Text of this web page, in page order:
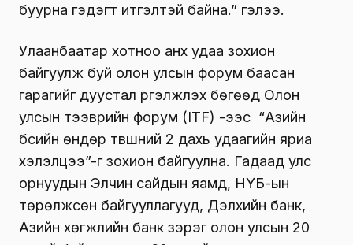
буурна гэдэгт итгэлтэй байна.” гэлээ.
Улаанбаатар хотноо анх удаа зохион
байгуулж буй олон улсын форум баасан
гарагийг дуустал үргэлжлэх бөгөөд Олон
улсын тээврийн форум (ITF) -ээс “Азийн
бүсийн өндөр түвшний 2 дахь удаагийн яриа
хэлэлцээ”-г зохион байгуулна. Гадаад улс
орнуудын Элчин сайдын яамд, НҮБ-ын
төрөлжсөн байгууллагууд, Дэлхийн банк,
Азийн хөгжлийн банк зэрэг олон улсын 20